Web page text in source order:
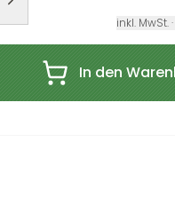
inkl. MwSt.
In den